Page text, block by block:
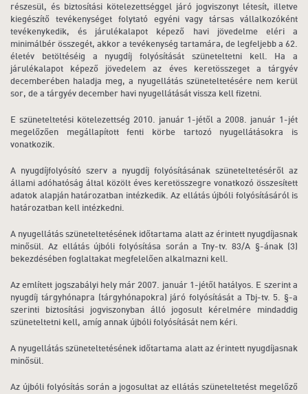
részesül, és biztosítási kötelezettséggel járó jogviszonyt létesít, illetve
kiegészítő tevékenységet folytató egyéni vagy társas vállalkozóként
tevékenykedik, és járulékalapot képező havi jövedelme eléri a
minimálbér összegét, akkor a tevékenység tartamára, de legfeljebb a 62.
életév betöltéséig a nyugdíj folyósítását szüneteltetni kell. Ha a
járulékalapot képező jövedelem az éves keretösszeget a tárgyév
decemberében haladja meg, a nyugellátás szüneteltetésére nem kerül
sor, de a tárgyév december havi nyugellátását vissza kell fizetni.
E szüneteltetési kötelezettség 2010. január 1-jétől a 2008. január 1-jét
megelőzően megállapított fenti körbe tartozó nyugellátásokra is
vonatkozik.
A nyugdíjfolyósító szerv a nyugdíj folyósításának szüneteltetéséről az
állami adóhatóság által közölt éves keretösszegre vonatkozó összesített
adatok alapján határozatban intézkedik. Az ellátás újbóli folyósításáról is
határozatban kell intézkedni.
A nyugellátás szüneteltetésének időtartama alatt az érintett nyugdíjasnak
minősül. Az ellátás újbóli folyósítása során a Tny-tv. 83/A §-ának (3)
bekezdésében foglaltakat megfelelően alkalmazni kell.
Az említett jogszabályi hely már 2007. január 1-jétől hatályos. E szerint a
nyugdíj tárgyhónapra (tárgyhónapokra) járó folyósítását a Tbj-tv. 5. §-a
szerinti biztosítási jogviszonyban álló jogosult kérelmére mindaddig
szüneteltetni kell, amíg annak újbóli folyósítását nem kéri.
A nyugellátás szüneteltetésének időtartama alatt az érintett nyugdíjasnak
minősül.
Az újbóli folyósítás során a jogosultat az ellátás szüneteltetést megelőző